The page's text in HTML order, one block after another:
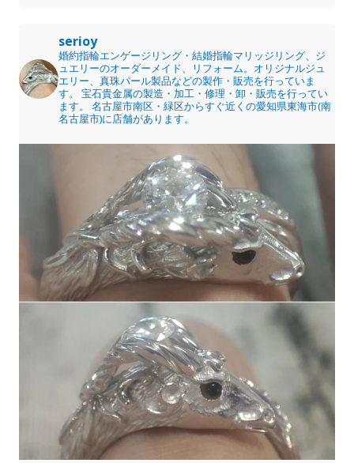
serioy
婚約指輪エンゲージリング・結婚指輪マリッジリング、ジ
ュエリーのオーダーメイド、リフォーム。オリジナルジュ
エリー、真珠パール製品などの製作・販売を行っていま
す。
宝石貴金属の製造・加工・修理・卸・販売を行ってい
ます。
名古屋市南区・緑区からすぐ近くの愛知県東海市(南
名古屋市)に店舗があります。